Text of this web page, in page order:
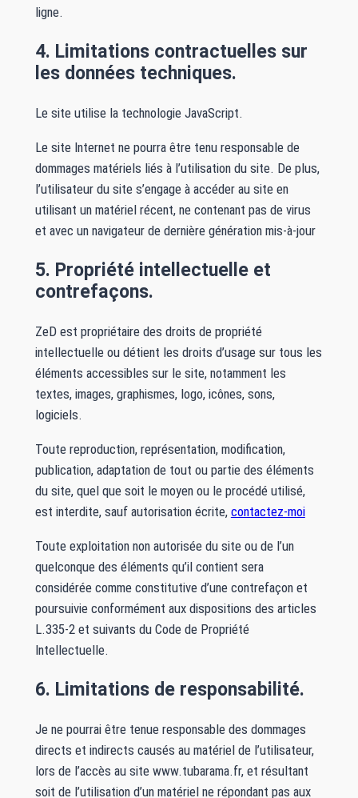
ligne.
4. Limitations contractuelles sur
les données techniques.
Le site utilise la technologie JavaScript.
Le site Internet ne pourra être tenu responsable de
dommages matériels liés à l’utilisation du site. De plus,
l’utilisateur du site s’engage à accéder au site en
utilisant un matériel récent, ne contenant pas de virus
et avec un navigateur de dernière génération mis-à-jour
5. Propriété intellectuelle et
contrefaçons.
ZeD est propriétaire des droits de propriété
intellectuelle ou détient les droits d’usage sur tous les
éléments accessibles sur le site, notamment les
textes, images, graphismes, logo, icônes, sons,
logiciels.
Toute reproduction, représentation, modification,
publication, adaptation de tout ou partie des éléments
du site, quel que soit le moyen ou le procédé utilisé,
est interdite, sauf autorisation écrite, contactez-moi
Toute exploitation non autorisée du site ou de l’un
quelconque des éléments qu’il contient sera
considérée comme constitutive d’une contrefaçon et
poursuivie conformément aux dispositions des articles
L.335-2 et suivants du Code de Propriété
Intellectuelle.
6. Limitations de responsabilité.
Je ne pourrai être tenue responsable des dommages
directs et indirects causés au matériel de l’utilisateur,
lors de l’accès au site www.tubarama.fr, et résultant
soit de l’utilisation d’un matériel ne répondant pas aux